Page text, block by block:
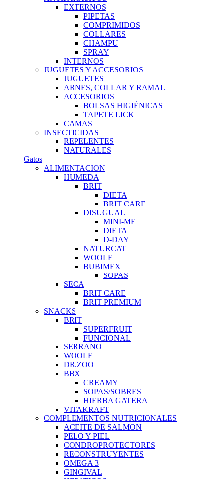
EXTERNOS
PIPETAS
COMPRIMIDOS
COLLARES
CHAMPU
SPRAY
INTERNOS
JUGUETES Y ACCESORIOS
JUGUETES
ARNES, COLLAR Y RAMAL
ACCESORIOS
BOLSAS HIGIÉNICAS
TAPETE LICK
CAMAS
INSECTICIDAS
REPELENTES
NATURALES
Gatos
ALIMENTACION
HUMEDA
BRIT
DIETA
BRIT CARE
DISUGUAL
MINI-ME
DIETA
D-DAY
NATURCAT
WOOLF
BUBIMEX
SOPAS
SECA
BRIT CARE
BRIT PREMIUM
SNACKS
BRIT
SUPERFRUIT
FUNCIONAL
SERRANO
WOOLF
DR.ZOO
BBX
CREAMY
SOPAS/SOBRES
HIERBA GATERA
VITAKRAFT
COMPLEMENTOS NUTRICIONALES
ACEITE DE SALMON
PELO Y PIEL
CONDROPROTECTORES
RECONSTRUYENTES
OMEGA 3
GINGIVAL